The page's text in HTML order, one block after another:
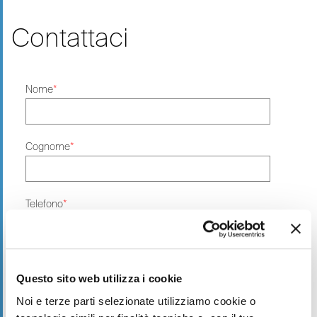
Questo sito web utilizza i cookie
Noi e terze parti selezionate utilizziamo cookie o
Contattaci
Nome*
Cognome*
Telefono*